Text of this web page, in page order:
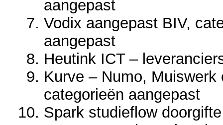
aangepast
Vodix aangepast BIV,
aangepast
Heutink ICT –
Kurve – Numo,
categorieën aangepast
Spark studieflow